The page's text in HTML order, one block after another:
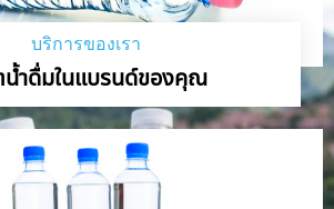
บริการของเรา
ำดื่มในแบรนด์ของคุณ